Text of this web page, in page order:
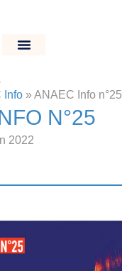
Info » ANAEC Info n°25
N°25
2022